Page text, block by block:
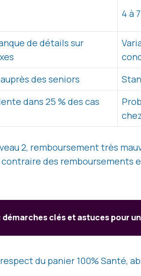
4 à
de détails sur
des seniors
dans 25 % des cas
2, remboursement très
des remboursements
clés et astuces pour
du panier 100% Santé,